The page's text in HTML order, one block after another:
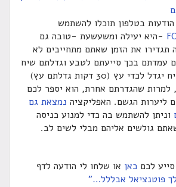
בטלפון תוכלו להשתמש
-היא יעילה ומשעשעת -טובה גם
תגדירו את הזמן שאתם מתחייבים לא
עמדתם בכך סייעתם לטבע וגדלתם שיח
ובכל פעם כזאת השיח יגדל לכדי עץ (30 דקות גדלתם עץ)
למרות שהגדרתם אחרת, הוא יספר לכם
ליערות הגשם. האפליקציה נמצאת גם
וניתן להשתמש בה כדי למנוע כניסה
גולשים אליהם מבלי לשים לב.
לכם כאן או שלחו לי הודעה לדף
פוטנציאל אבללל…"